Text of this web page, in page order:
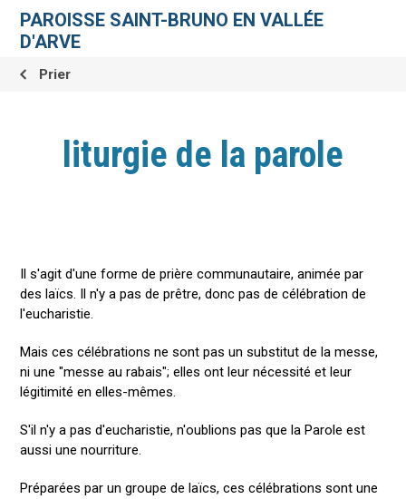
contenu.
navigation
personnelsPAROISSE SAINT-BRUNO EN VALLÉE
D'ARVE
Prier
liturgie de la parole
Il s'agit d'une forme de prière communautaire, animée par
des laïcs. Il n'y a pas de prêtre, donc pas de célébration de
l'eucharistie.
Mais ces célébrations ne sont pas un substitut de la messe,
ni une "messe au rabais"; elles ont leur nécessité et leur
légitimité en elles-mêmes.
S'il n'y a pas d'eucharistie, n'oublions pas que la Parole est
aussi une nourriture.
Préparées par un groupe de laïcs, ces célébrations sont une